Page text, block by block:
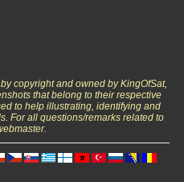
copyright and owned by KingOfSat,
that belong to their respective
to help illustrating, identifying and
For all questions/remarks related to